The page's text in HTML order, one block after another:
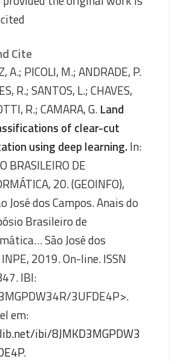
Cite
A.; PICOLI, M.; ANDRADE, P.
R.; SANTOS, L.; CHAVES,
R.; CAMARA, G. Land
of clear-cut
using deep learning. In:
BRASILEIRO DE
20. (GEOINFO),
José dos Campos. Anais do
Brasileiro de
São José dos
2019. On-line. ISSN
IBI:
3UFDE4P>.
em:
ibi/8JMKD3MGPDW3
.